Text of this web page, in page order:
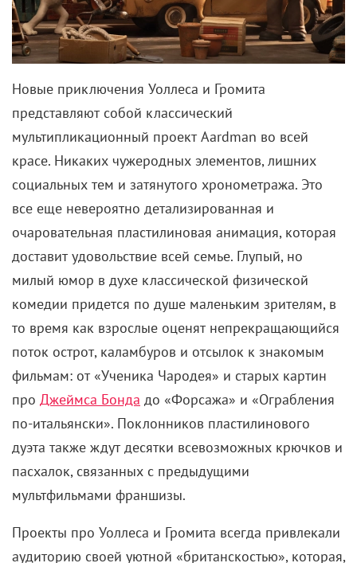
Новые приключения Уоллеса и Громита
представляют собой классический
мультипликационный проект Aardman во всей
красе. Никаких чужеродных элементов, лишних
социальных тем и затянутого хронометража. Это
все еще невероятно детализированная и
очаровательная пластилиновая анимация, которая
доставит удовольствие всей семье. Глупый, но
милый юмор в духе классической физической
комедии придется по душе маленьким зрителям, в
то время как взрослые оценят непрекращающийся
поток острот, каламбуров и отсылок к знакомым
фильмам: от «Ученика Чародея» и старых картин
про Джеймса Бонда до «Форсажа» и «Ограбления
по-итальянски». Поклонников пластилинового
дуэта также ждут десятки всевозможных крючков и
пасхалок, связанных с предыдущими
мультфильмами франшизы.
Проекты про Уоллеса и Громита всегда привлекали
аудиторию своей уютной «британскостью», которая,